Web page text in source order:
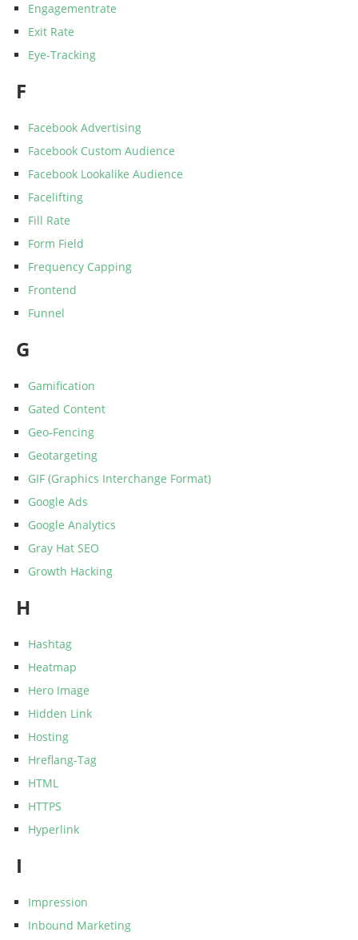
Engagementrate
Exit Rate
Eye-Tracking
F
Facebook Advertising
Facebook Custom Audience
Facebook Lookalike Audience
Facelifting
Fill Rate
Form Field
Frequency Capping
Frontend
Funnel
G
Gamification
Gated Content
Geo-Fencing
Geotargeting
GIF (Graphics Interchange Format)
Google Ads
Google Analytics
Gray Hat SEO
Growth Hacking
H
Hashtag
Heatmap
Hero Image
Hidden Link
Hosting
Hreflang-Tag
HTML
HTTPS
Hyperlink
I
Impression
Inbound Marketing